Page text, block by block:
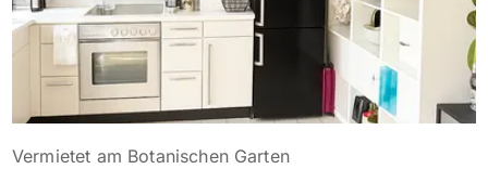
Vermietet am Botanischen Garten